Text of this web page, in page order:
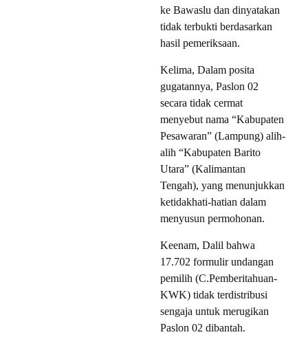
ke Bawaslu dan dinyatakan
tidak terbukti berdasarkan
hasil pemeriksaan.
Kelima, Dalam posita
gugatannya, Paslon 02
secara tidak cermat
menyebut nama “Kabupaten
Pesawaran” (Lampung) alih-
alih “Kabupaten Barito
Utara” (Kalimantan
Tengah), yang menunjukkan
ketidakhati-hatian dalam
menyusun permohonan.
Keenam, Dalil bahwa
17.702 formulir undangan
pemilih (C.Pemberitahuan-
KWK) tidak terdistribusi
sengaja untuk merugikan
Paslon 02 dibantah.